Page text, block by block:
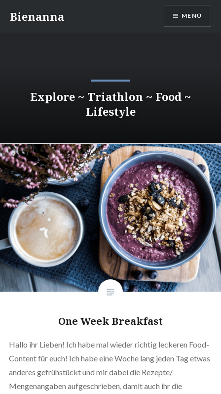
zumBienanna MENÜ
Explore ~ Triathlon ~ Food ~
Lifestyle
One Week Breakfast
Hallo ihr Lieben! Ich habe mal wieder richtig leckeren Food-
Content für euch! Ich habe eine Woche lang jeden Tag etwas
anderes gefrühstückt und mir dabei die Rezepte/
Mengenangaben aufgeschrieben, damit auch ihr die